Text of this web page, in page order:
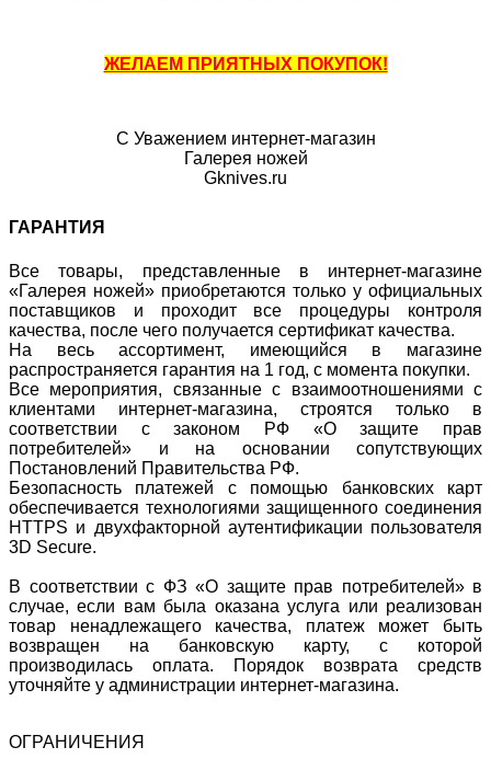
ЖЕЛАЕМ ПРИЯТНЫХ ПОКУПОК!
С Уважением интернет-магазин
Галерея ножей
Gknives.ru
ГАРАНТИЯ
Все товары, представленные в интернет-магазине
«Галерея ножей» приобретаются только у официальных
поставщиков и проходит все процедуры контроля
качества, после чего получается сертификат качества.
На весь ассортимент, имеющийся в магазине
распространяется гарантия на 1 год, с момента покупки.
Все мероприятия, связанные с взаимоотношениями с
клиентами интернет-магазина, строятся только в
соответствии с законом РФ «О защите прав
потребителей» и на основании сопутствующих
Постановлений Правительства РФ.
Безопасность платежей с помощью банковских карт
обеспечивается технологиями защищенного соединения
HTTPS и двухфакторной аутентификации пользователя
3D Secure.
В соответствии с ФЗ «О защите прав потребителей» в
случае, если вам была оказана услуга или реализован
товар ненадлежащего качества, платеж может быть
возвращен на банковскую карту, с которой
производилась оплата. Порядок возврата средств
уточняйте у администрации интернет-магазина.
ОГРАНИЧЕНИЯ